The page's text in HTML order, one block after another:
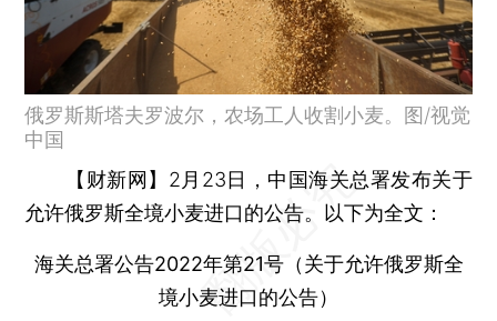
俄罗斯斯塔夫罗波尔，农场工人收割小麦。图/视觉
中国
【财新网】 2月23日，中国海关总署发布关于
允许俄罗斯全境小麦进口的公告。以下为全文：
海关总署公告2022年第21号（关于允许俄罗斯全
境小麦进口的公告）